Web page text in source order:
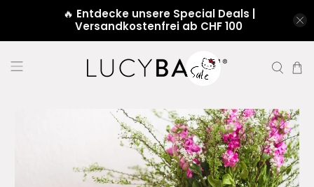
🔥 Entdecke unsere Special Deals |
Versandkostenfrei ab CHF 100